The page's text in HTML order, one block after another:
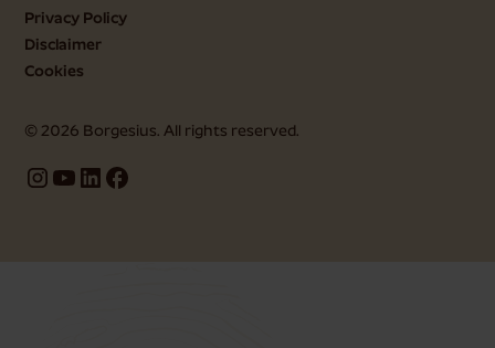
© 2026 Borgesius. All rights reserved.
Privacy Policy
Disclaimer
Cookies